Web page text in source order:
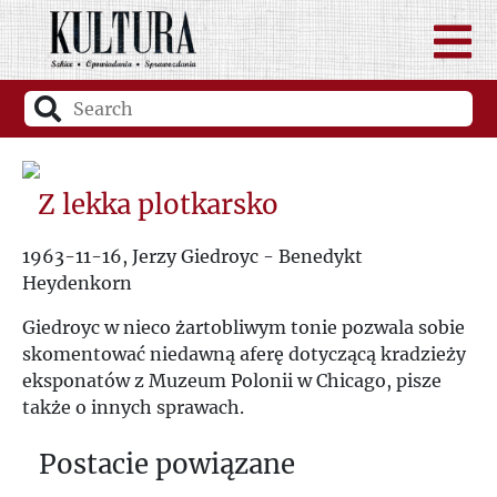
Z lekka plotkarsko
1963-11-16, Jerzy Giedroyc - Benedykt
Heydenkorn
Giedroyc w nieco żartobliwym tonie pozwala sobie
skomentować niedawną aferę dotyczącą kradzieży
eksponatów z Muzeum Polonii w Chicago, pisze
także o innych sprawach.
Postacie powiązane